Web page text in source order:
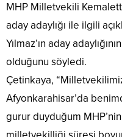
MHP Milletvekili
aday adaylığı ile ilgili
Yılmaz’ın aday
olduğunu söyledi.
Çetinkaya,
Afyonkarahisar’da
gurur duyduğum